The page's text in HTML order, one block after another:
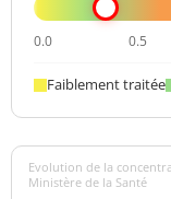
0.0 0.5
Faiblement traitée
Evolution de la
Ministère de la Santé